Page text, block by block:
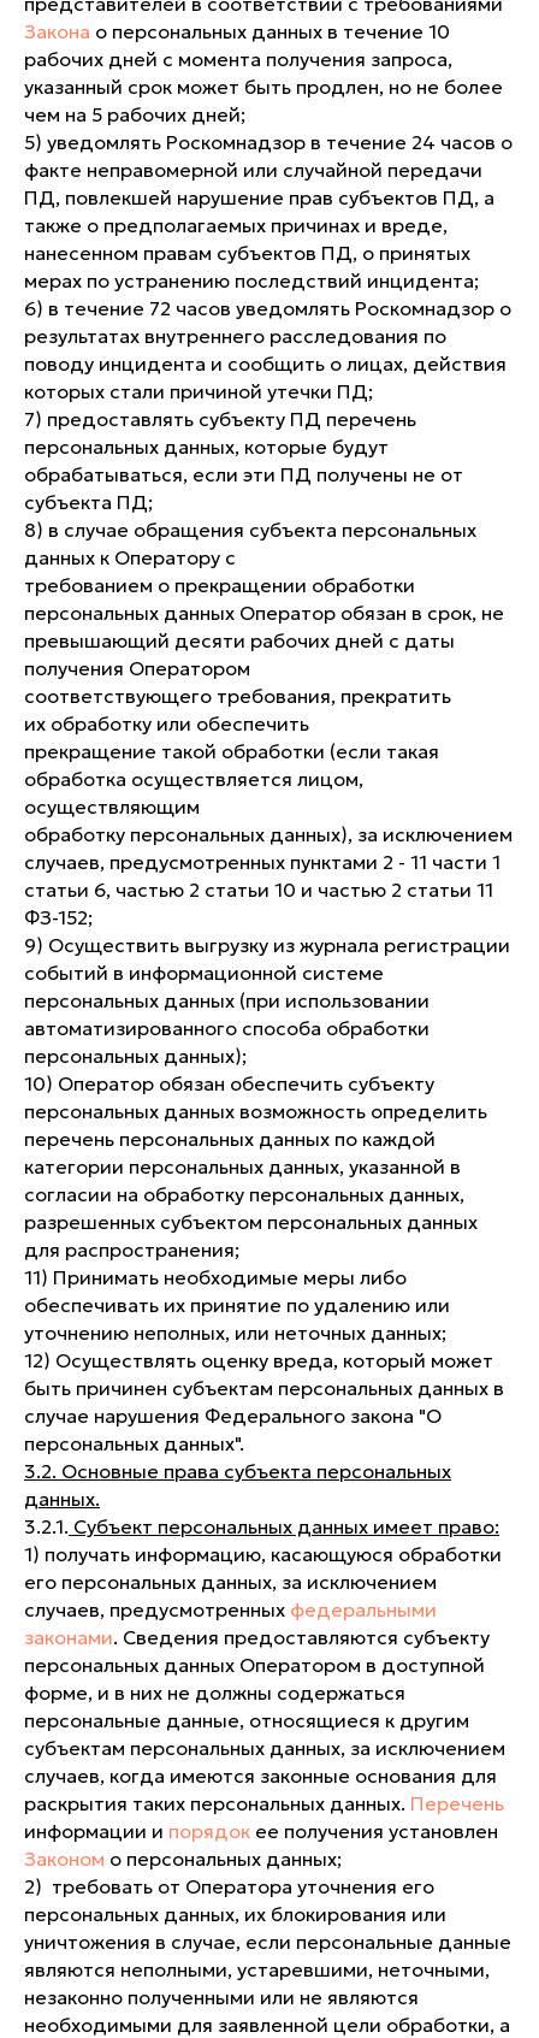
Закона о персональных данных в течение 10
рабочих дней с момента получения запроса,
указанный срок может быть продлен, но не более
чем на 5 рабочих дней;
5) уведомлять Роскомнадзор в течение 24 часов о
факте неправомерной или случайной передачи
ПД, повлекшей нарушение прав субъектов ПД, а
также о предполагаемых причинах и вреде,
нанесенном правам субъектов ПД, о принятых
мерах по устранению последствий инцидента;
6) в течение 72 часов уведомлять Роскомнадзор о
результатах внутреннего расследования по
поводу инцидента и сообщить о лицах, действия
которых стали причиной утечки ПД;
7) предоставлять субъекту ПД перечень
персональных данных, которые будут
обрабатываться, если эти ПД получены не от
субъекта ПД;
8) в случае обращения субъекта персональных
данных к Оператору с
требованием о прекращении обработки
персональных данных Оператор обязан в срок, не
превышающий десяти рабочих дней с даты
получения Оператором
соответствующего требования, прекратить
их обработку или обеспечить
прекращение такой обработки (если такая
обработка осуществляется лицом,
осуществляющим
обработку персональных данных), за исключением
случаев, предусмотренных пунктами 2 - 11 части 1
статьи 6, частью 2 статьи 10 и частью 2 статьи 11
ФЗ-152;
9) Осуществить выгрузку из журнала регистрации
событий в информационной системе
персональных данных (при использовании
автоматизированного способа обработки
персональных данных);
10) Оператор обязан обеспечить субъекту
персональных данных возможность определить
перечень персональных данных по каждой
категории персональных данных, указанной в
согласии на обработку персональных данных,
разрешенных субъектом персональных данных
для распространения;
11) Принимать необходимые меры либо
обеспечивать их принятие по удалению или
уточнению неполных, или неточных данных;
12) Осуществлять оценку вреда, который может
быть причинен субъектам персональных данных в
случае нарушения Федерального закона "О
персональных данных".
3.2. Основные права субъекта персональных
данных.
3.2.1. Субъект персональных данных имеет право:
1) получать информацию, касающуюся обработки
его персональных данных, за исключением
случаев, предусмотренных федеральными
законами. Сведения предоставляются субъекту
персональных данных Оператором в доступной
форме, и в них не должны содержаться
персональные данные, относящиеся к другим
субъектам персональных данных, за исключением
случаев, когда имеются законные основания для
раскрытия таких персональных данных. Перечень
информации и порядок ее получения установлен
Законом о персональных данных;
2) требовать от Оператора уточнения его
персональных данных, их блокирования или
уничтожения в случае, если персональные данные
являются неполными, устаревшими, неточными,
незаконно полученными или не являются
необходимыми для заявленной цели обработки, а